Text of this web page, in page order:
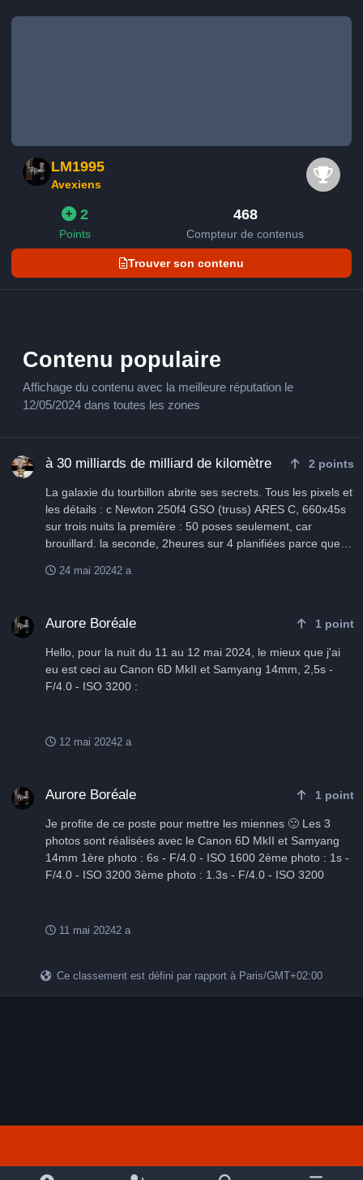
LM1995
Avexiens
2
Points
468
Compteur de contenus
Trouver son contenu
Contenu populaire
Affichage du contenu avec la meilleure réputation le
12/05/2024 dans toutes les zones
à 30 milliards de milliard de kilomètre 2 points
La galaxie du tourbillon abrite ses secrets. Tous les pixels et
les détails : c Newton 250f4 GSO (truss) ARES C, 660x45s
sur trois nuits la première : 50 poses seulement, car
brouillard. la seconde, 2heures sur 4 planifiées parce que
voulez mon avis) Enfin, la troisième a été la bonne. si vous
24 mai 20242 a
Aurore Boréale 1 point
Hello, pour la nuit du 11 au 12 mai 2024, le mieux que j'ai
eu est ceci au Canon 6D MkII et Samyang 14mm, 2,5s -
F/4.0 - ISO 3200 :
12 mai 20242 a
Aurore Boréale 1 point
Je profite de ce poste pour mettre les miennes 🙂 Les 3
photos sont réalisées avec le Canon 6D MkII et Samyang
14mm 1ère photo : 6s - F/4.0 - ISO 1600 2ème photo : 1s -
F/4.0 - ISO 3200 3ème photo : 1.3s - F/4.0 - ISO 3200
11 mai 20242 a
Ce classement est défini par rapport à Paris/GMT+02:00
f